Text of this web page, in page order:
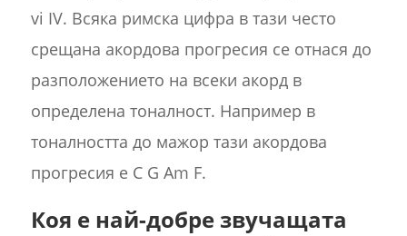
vi IV. Всяка римска цифра в тази често
срещана акордова прогресия се отнася до
разположението на всеки акорд в
определена тоналност. Например в
тоналността до мажор тази акордова
прогресия е C G Am F.
Коя е най-добре звучащата